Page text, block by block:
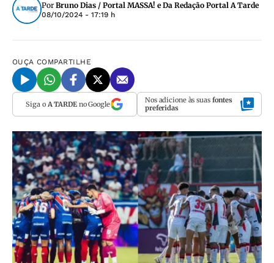
Por Bruno Dias / Portal MASSA! e Da Redação Portal A Tarde
08/10/2024 - 17:19 h
OUÇA COMPARTILHE
Siga o A TARDEno Google Nos adicione às suas fontes
preferidas